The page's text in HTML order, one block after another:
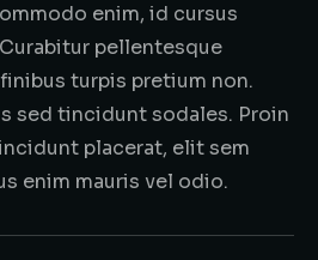
enim, id cursus
pellentesque
turpis pretium non.
sed tincidunt sodales. Proin
placerat, elit sem
enim mauris vel odio.